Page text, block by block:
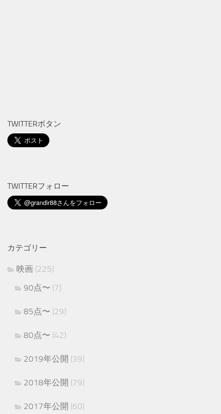
TWITTERボタン
TWITTERフォロー
カテゴリー
映画 (225)
90点〜 (7)
85点〜 (29)
80点〜 (42)
2019年公開 (39)
2018年公開 (79)
2017年公開 (60)